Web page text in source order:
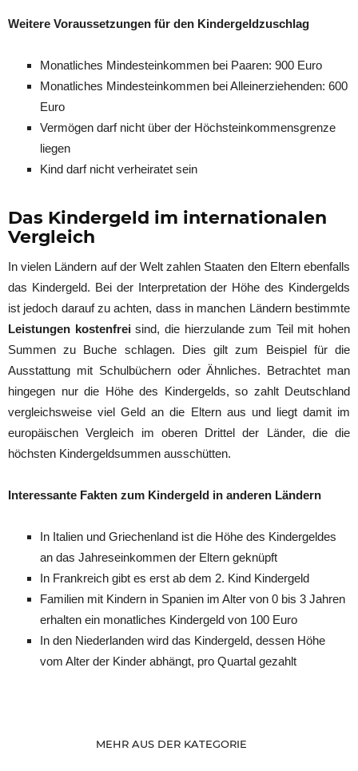
Weitere Voraussetzungen für den Kindergeldzuschlag
Monatliches Mindesteinkommen bei Paaren: 900 Euro
Monatliches Mindesteinkommen bei Alleinerziehenden: 600
Euro
Vermögen darf nicht über der Höchsteinkommensgrenze
liegen
Kind darf nicht verheiratet sein
Das Kindergeld im internationalen
Vergleich
In vielen Ländern auf der Welt zahlen Staaten den Eltern ebenfalls
das Kindergeld. Bei der Interpretation der Höhe des Kindergelds
ist jedoch darauf zu achten, dass in manchen Ländern bestimmte
Leistungen kostenfreisind, die hierzulande zum Teil mit hohen
Summen zu Buche schlagen. Dies gilt zum Beispiel für die
Ausstattung mit Schulbüchern oder Ähnliches. Betrachtet man
hingegen nur die Höhe des Kindergelds, so zahlt Deutschland
vergleichsweise viel Geld an die Eltern aus und liegt damit im
europäischen Vergleich im oberen Drittel der Länder, die die
höchsten Kindergeldsummen ausschütten.
Interessante Fakten zum Kindergeld in anderen Ländern
In Italien und Griechenland ist die Höhe des Kindergeldes
an das Jahreseinkommen der Eltern geknüpft
In Frankreich gibt es erst ab dem 2. Kind Kindergeld
Familien mit Kindern in Spanien im Alter von 0 bis 3 Jahren
erhalten ein monatliches Kindergeld von 100 Euro
In den Niederlanden wird das Kindergeld, dessen Höhe
vom Alter der Kinder abhängt, pro Quartal gezahlt
MEHR AUS DER KATEGORIE